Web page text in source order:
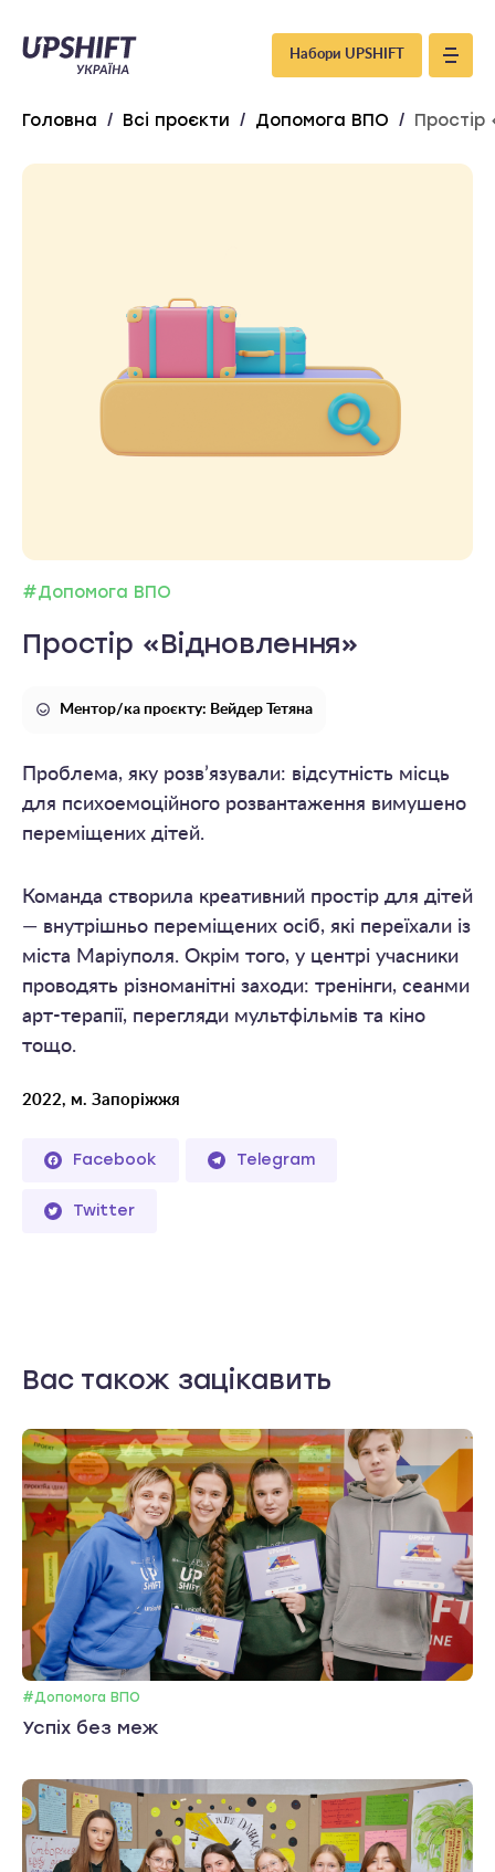
Upshift
–
Україна
Набори UPSHIFT
Головна / Всі проєкти / Допомога ВПО / Простір
#Допомога ВПО
Простір «Відновлення»
Ментор/ка проєкту: Вейдер Тетяна
Проблема, яку розв’язували: відсутність місць
для психоемоційного розвантаження вимушено
переміщених дітей.
Команда створила креативний простір для дітей
— внутрішньо переміщених осіб, які переїхали із
міста Маріуполя. Окрім того, у центрі учасники
проводять різноманітні заходи: тренінги, сеанми
арт-терапії, перегляди мультфільмів та кіно
тощо.
2022, м. Запоріжжя
Facebook Telegram
Twitter
Вас також зацікавить
#Допомога ВПО
Успіх без меж